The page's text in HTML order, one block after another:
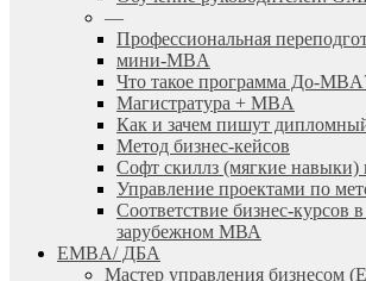
—
Профессиональная
мини-MBA
Что такое программа До-
Магистратура + MBA
Как и зачем пишут
Метод бизнес-кейсов
Софт скиллз (мягкие навыки)
Управление проектами по
Соответствие бизнес-курсов
зарубежном МВА
EMBA/ ДБA
Мастер управления бизнесом